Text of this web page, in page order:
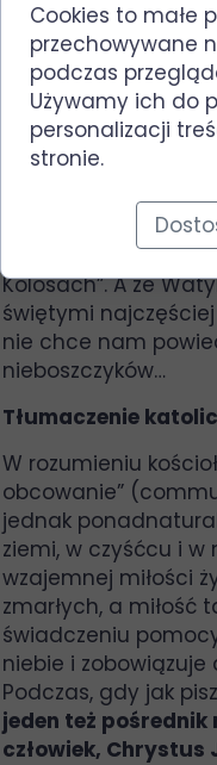
Albo w Ewangelii
„…Ale nieobcowałz
nadał mu imię
Z kolei kim są owi
nie są to ci, których
Wystarczy rzut oka
apostoł Paweł
czy „świętych i
Kolosach”. A że
świętymi
nie chce nam
nieboszczyków…
Tłumaczenie
W rozumieniu
obcowanie”
jednak
ziemi, w czyśćcu i w
wzajemnej miłości
zmarłych, a miłość
świadczeniu
niebie i
Podczas, gdy jak
jeden też pośrednik
człowiek, Chrystus
Cookies to małe
przechowywane
podczas
Używamy ich do
personalizacji
stronie.